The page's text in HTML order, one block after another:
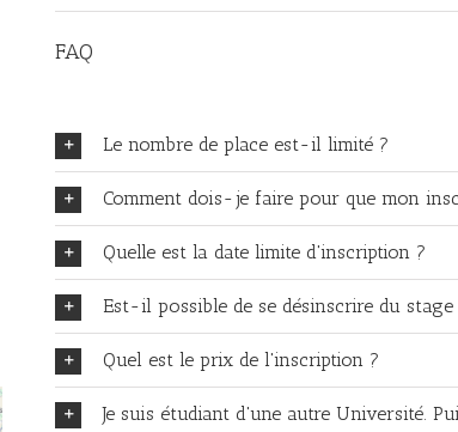
FAQ
Le nombre de place est-il limité ?
Comment dois-je faire pour que mon
Quelle est la date limite d'inscription ?
Est-il possible de se désinscrire du stage
Quel est le prix de l'inscription ?
Je suis étudiant d'une autre Université.